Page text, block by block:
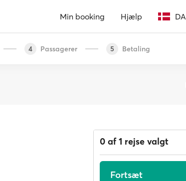
Min booking Hjælp DA
4 Passagerer 5 Betaling
0 af 1 rejse valgt
Fortsæt